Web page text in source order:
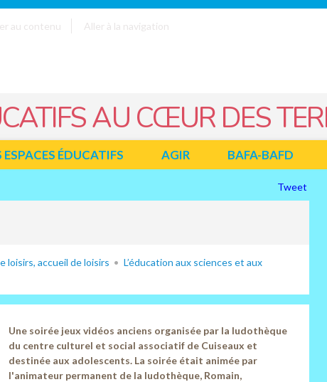
au contenu
Aller à la navigation
AU CŒUR DES
ESPACES ÉDUCATIFS AGIR BAFA-BAFD
Tweet
loisirs, accueil de loisirs
L’éducation aux sciences et aux
Une soirée jeux vidéos anciens organisée par la ludothèque
du centre culturel et social associatif de Cuiseaux et
destinée aux adolescents. La soirée était animée par
l'animateur permanent de la ludothèque, Romain,